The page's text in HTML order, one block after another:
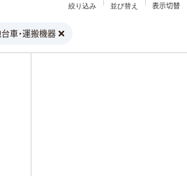
絞り込み 並び替え 表示切替
車・運搬機器